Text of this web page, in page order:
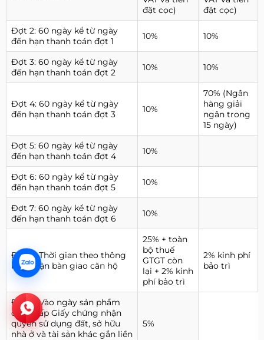
đặt cọc)
đặt cọc)
Đợt 2: 60 ngày kể từ ngày
đến hạn thanh toán đợt 1
10% 10%
Đợt 3: 60 ngày kể từ ngày
đến hạn thanh toán đợt 2
10% 10%
Đợt 4: 60 ngày kể từ ngày
đến hạn thanh toán đợt 3
10%
70% (Ngân
hàng giải
ngân trong
15 ngày)
Đợt 5: 60 ngày kể từ ngày
đến hạn thanh toán đợt 4
10%
Đợt 6: 60 ngày kể từ ngày
đến hạn thanh toán đợt 5
10%
Đợt 7: 60 ngày kể từ ngày
đến hạn thanh toán đợt 6
10%
Đợt 8: Thời gian theo thông
báo nhận bàn giao căn hộ
25% + toàn
bộ thuế
GTGT còn
lại + 2% kinh
phí bảo trì
2% kinh phí
bảo trì
Đợt 9: Vào ngày sản phẩm
được cấp Giấy chứng nhận
quyền sử dụng đất, sở hữu
nhà ở và tài sản khác gắn liền
5%